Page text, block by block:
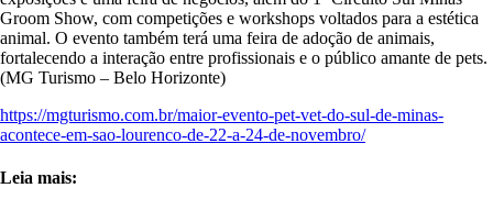
Groom Show, com competições e workshops voltados para a estética
animal. O evento também terá uma feira de adoção de animais,
fortalecendo a interação entre profissionais e o público amante de pets.
(MG Turismo – Belo Horizonte)
https://mgturismo.com.br/maior-evento-pet-vet-do-sul-de-minas-
acontece-em-sao-lourenco-de-22-a-24-de-novembro/
Leia mais: